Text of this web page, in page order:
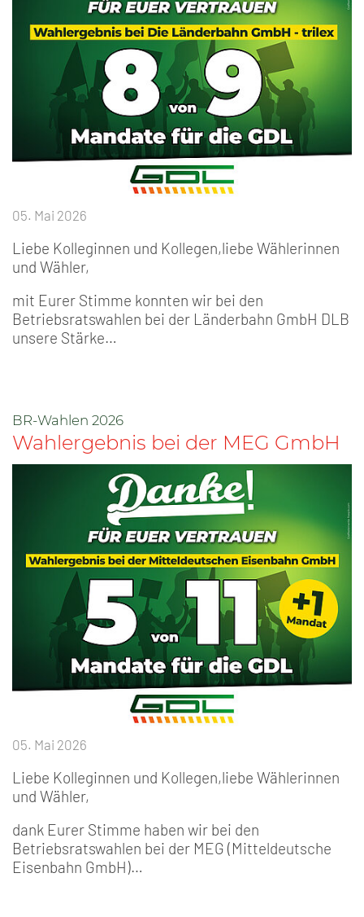
05. Mai 2026
Liebe Kolleginnen und Kollegen,liebe Wählerinnen
und Wähler,
mit Eurer Stimme konnten wir bei den
Betriebsratswahlen bei der Länderbahn GmbH DLB
unsere Stärke…
BR-Wahlen 2026
Wahlergebnis bei der MEG GmbH
05. Mai 2026
Liebe Kolleginnen und Kollegen,liebe Wählerinnen
und Wähler,
dank Eurer Stimme haben wir bei den
Betriebsratswahlen bei der MEG (Mitteldeutsche
Eisenbahn GmbH)…